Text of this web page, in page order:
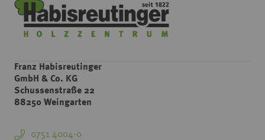
Franz Habisreutinger
GmbH & Co. KG
Schussenstraße 22
88250 Weingarten
0751 4004-0